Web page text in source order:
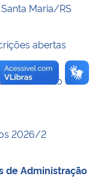
Maria/RS
abertas
de
2026/2
de Administração